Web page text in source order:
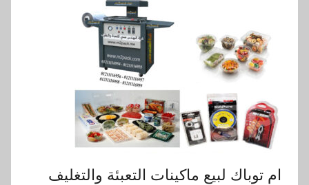
ام توباك لبيع ماكينات التعبئة والتغليف